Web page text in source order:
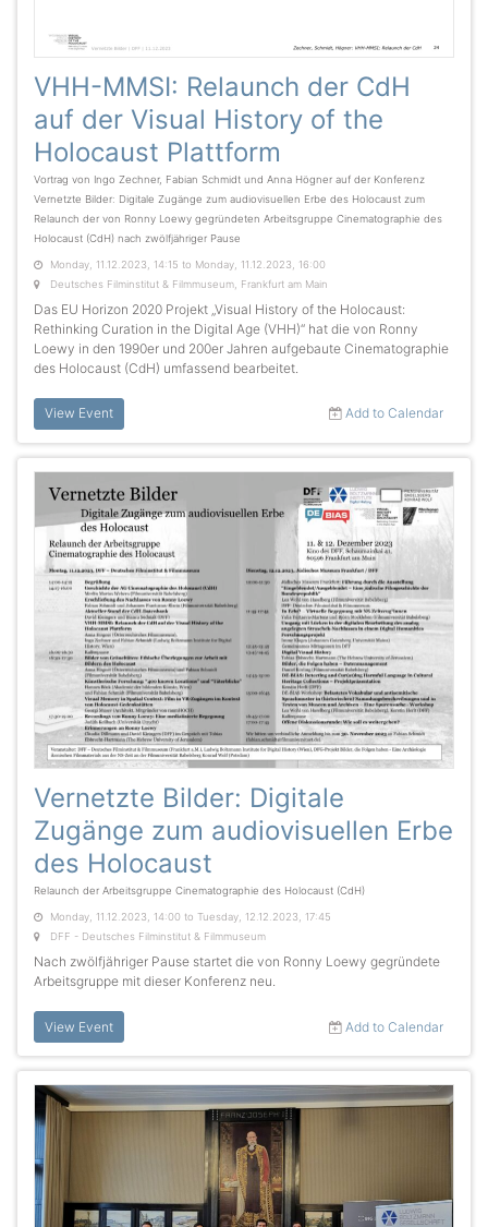
VHH-MMSI: Relaunch der CdH
auf der Visual History of the
Holocaust Plattform
Vortrag von Ingo Zechner, Fabian Schmidt und Anna Högner auf der Konferenz
Vernetzte Bilder: Digitale Zugänge zum audiovisuellen Erbe des Holocaust zum
Relaunch der von Ronny Loewy gegründeten Arbeitsgruppe Cinematographie des
Holocaust (CdH) nach zwölfjähriger Pause
Monday, 11.12.2023, 14:15 to Monday, 11.12.2023, 16:00
Deutsches Filminstitut & Filmmuseum, Frankfurt am Main
Das EU Horizon 2020 Projekt „Visual History of the Holocaust:
Rethinking Curation in the Digital Age (VHH)“ hat die von Ronny
Loewy in den 1990er und 200er Jahren aufgebaute Cinematographie
des Holocaust (CdH) umfassend bearbeitet.
View Event Add to Calendar
Vernetzte Bilder: Digitale
Zugänge zum audiovisuellen Erbe
des Holocaust
Relaunch der Arbeitsgruppe Cinematographie des Holocaust (CdH)
Monday, 11.12.2023, 14:00 to Tuesday, 12.12.2023, 17:45
DFF - Deutsches Filminstitut & Filmmuseum
Nach zwölfjähriger Pause startet die von Ronny Loewy gegründete
Arbeitsgruppe mit dieser Konferenz neu.
View Event Add to Calendar